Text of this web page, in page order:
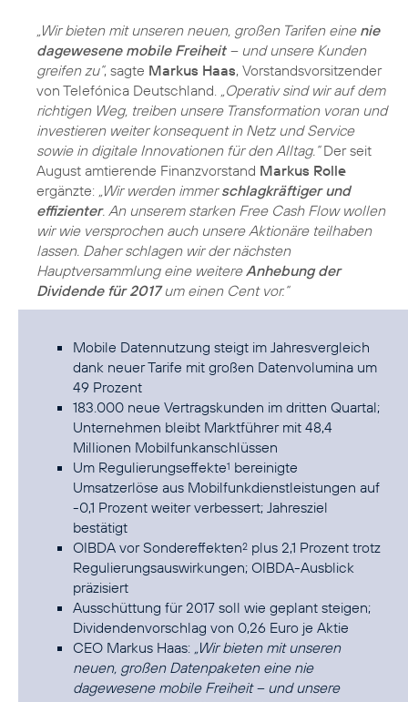
„Wir bieten mit unseren neuen, großen Tarifen eine nie
dagewesene mobile Freiheit– und unsere Kunden
greifen zu“, sagte Markus Haas, Vorstandsvorsitzender
von Telefónica Deutschland.
„Operativ sind wir auf dem
richtigen Weg, treiben unsere Transformation voran und
investieren weiter konsequent in Netz und Service
sowie in digitale Innovationen für den Alltag.“Der seit
August amtierende Finanzvorstand Markus Rolle
ergänzte: „Wir werden immerschlagkräftiger und
effizienter. An unserem starken Free Cash Flow wollen
wir wie versprochen auch unsere Aktionäre teilhaben
lassen. Daher schlagen wir der nächsten
Hauptversammlung eine weitereAnhebung der
Dividende für 2017um einen Cent vor.“
Mobile Datennutzung steigt im Jahresvergleich
dank neuer Tarife mit großen Datenvolumina um
49 Prozent
183.000 neue Vertragskunden im dritten Quartal;
Unternehmen bleibt Marktführer mit 48,4
Millionen Mobilfunkanschlüssen
Um Regulierungseffekte1 bereinigte
Umsatzerlöse aus Mobilfunkdienstleistungen auf
-0,1 Prozent weiter verbessert; Jahresziel
bestätigt
OIBDA vor Sondereffekten2 plus 2,1 Prozent trotz
Regulierungsauswirkungen; OIBDA-Ausblick
präzisiert
Ausschüttung für 2017 soll wie geplant steigen;
Dividendenvorschlag von 0,26 Euro je Aktie
CEO Markus Haas: „Wir bieten mit unseren
neuen, großen Datenpaketen eine nie
dagewesene mobile Freiheit – und unsere